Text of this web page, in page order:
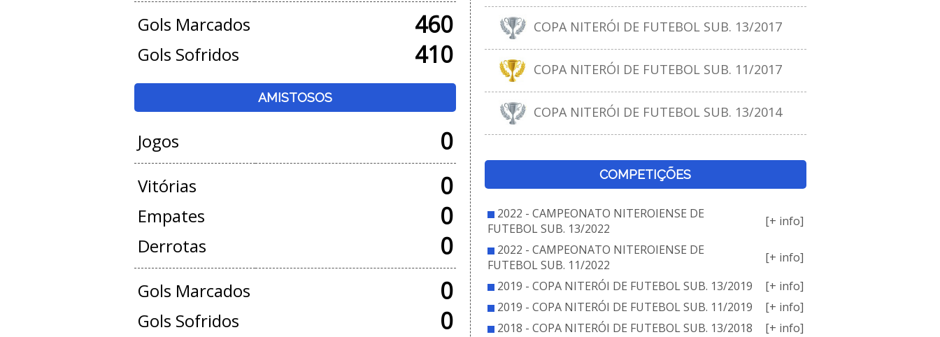
Gols Marcados 460
Gols Sofridos 410
AMISTOSOS
Jogos 0
Vitórias 0
Empates 0
Derrotas 0
Gols Marcados 0
Gols Sofridos 0
COPA NITERÓI DE FUTEBOL SUB. 13/2017
COPA NITERÓI DE FUTEBOL SUB. 11/2017
COPA NITERÓI DE FUTEBOL SUB. 13/2014
COMPETIÇÕES
2022 - CAMPEONATO NITEROIENSE DE
FUTEBOL SUB. 13/2022
[+ info]
2022 - CAMPEONATO NITEROIENSE DE
FUTEBOL SUB. 11/2022
[+ info]
2019 - COPA NITERÓI DE FUTEBOL SUB. 13/2019
[+ info]
2019 - COPA NITERÓI DE FUTEBOL SUB. 11/2019
[+ info]
2018 - COPA NITERÓI DE FUTEBOL SUB. 13/2018
[+ info]